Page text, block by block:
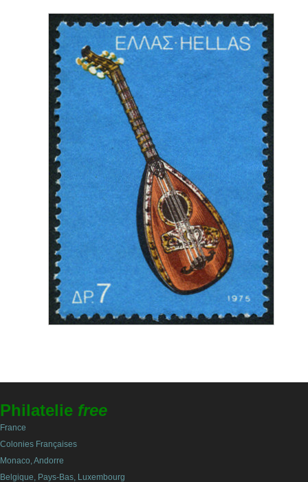
Philatelie free
France
Colonies Françaises
Monaco, Andorre
Belgique, Pays-Bas, Luxembourg